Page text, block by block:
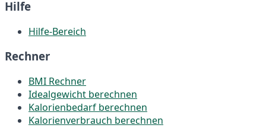
Hilfe
Hilfe-Bereich
Rechner
BMI Rechner
Idealgewicht berechnen
Kalorienbedarf berechnen
Kalorienverbrauch berechnen